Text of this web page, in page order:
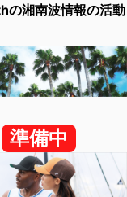
の湘南波情報の活動
準備中